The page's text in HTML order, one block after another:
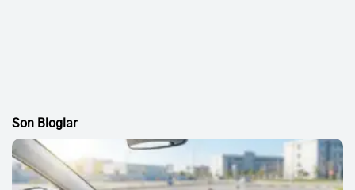
Son Bloglar